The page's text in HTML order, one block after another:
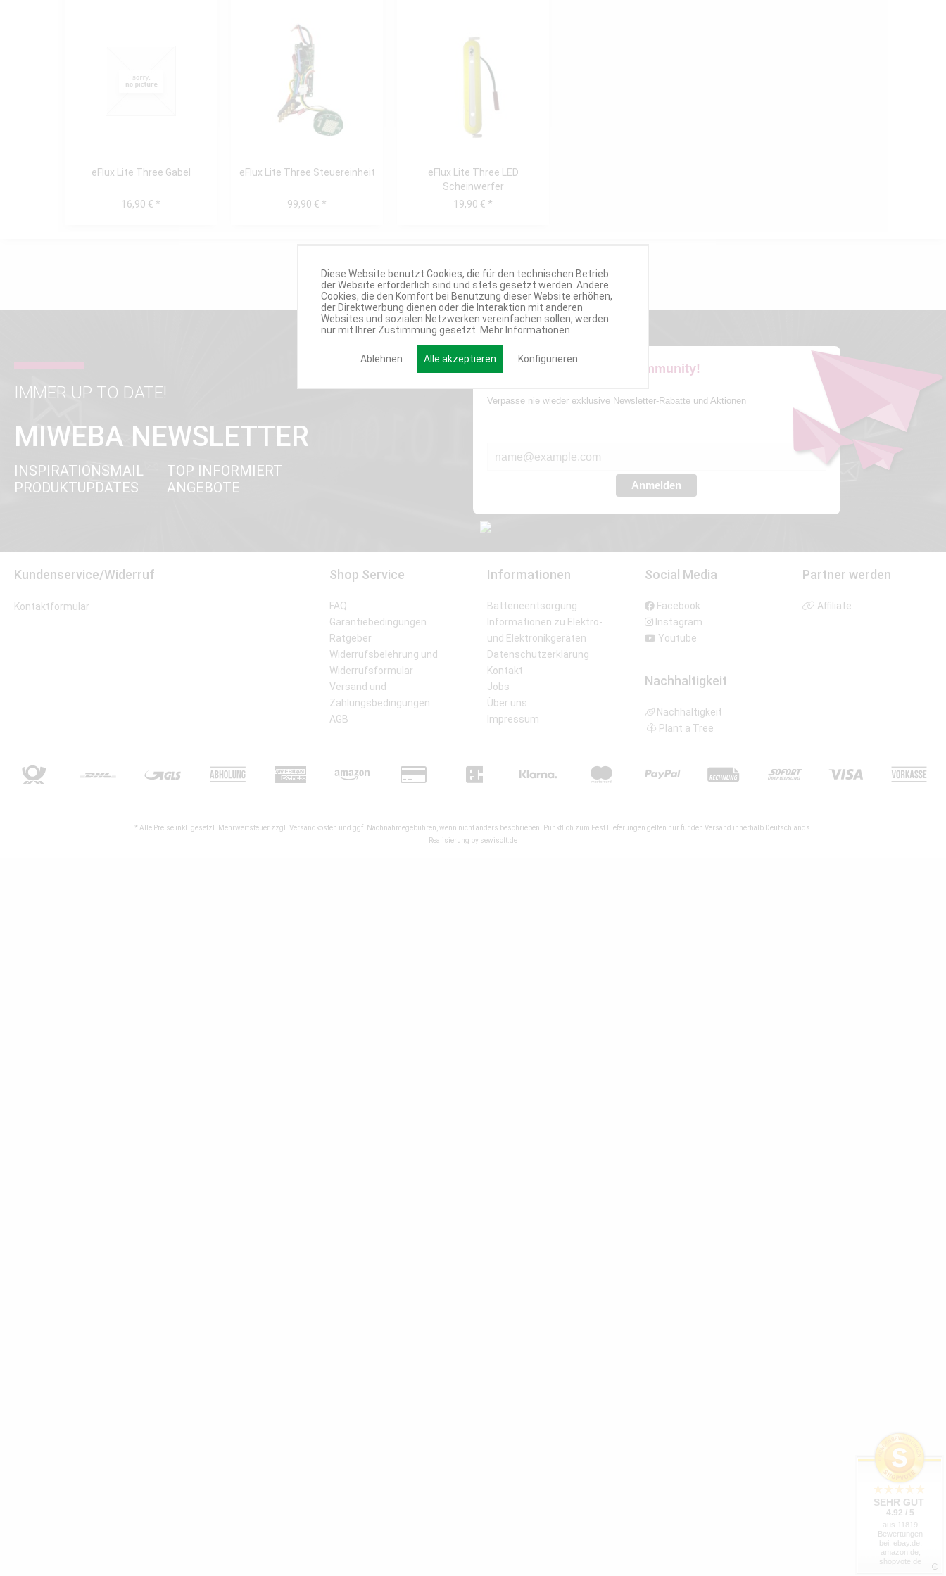
eFlux Lite Three Gabel
16,90 € *
eFlux Lite Three Steuereinheit
99,90 € *
eFlux Lite Three LED
Scheinwerfer
19,90 € *
IMMER UP TO DATE!
MIWEBA NEWSLETTER
INSPIRATIONSMAIL
PRODUKTUPDATES
TOP INFORMIERT
ANGEBOTE
Werde Teil der Miweba Community!
Verpasse nie wieder exklusive Newsletter-Rabatte und Aktionen
Anmelden
Kundenservice/Widerruf
Kontaktformular
Shop Service
FAQ
Garantiebedingungen
Ratgeber
Widerrufsbelehrung und
Widerrufsformular
Versand und
Zahlungsbedingungen
AGB
Informationen
Batterieentsorgung
Informationen zu Elektro-
und Elektronikgeräten
Datenschutzerklärung
Kontakt
Jobs
Über uns
Impressum
Social Media
Facebook
Instagram
Youtube
Nachhaltigkeit
Nachhaltigkeit
Plant a Tree
Partner werden
Affiliate
* Alle Preise inkl. gesetzl. Mehrwertsteuer zzgl. Versandkosten und ggf. Nachnahmegebühren, wenn nicht anders beschrieben. Pünktlich zum Fest Lieferungen gelten nur für den Versand innerhalb Deutschlands.
Realisierung by sewisoft.de
Diese Website benutzt Cookies, die für den technischen Betrieb
der Website erforderlich sind und stets gesetzt werden. Andere
Cookies, die den Komfort bei Benutzung dieser Website erhöhen,
der Direktwerbung dienen oder die Interaktion mit anderen
Websites und sozialen Netzwerken vereinfachen sollen, werden
nur mit Ihrer Zustimmung gesetzt. Mehr Informationen
Ablehnen Alle akzeptieren Konfigurieren
SEHR GUT
4.92 / 5
aus 11819
Bewertungen
bei: ebay.de,
amazon.de,
shopvote.de